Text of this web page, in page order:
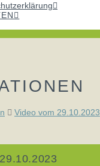
Video vom 29.10.2023